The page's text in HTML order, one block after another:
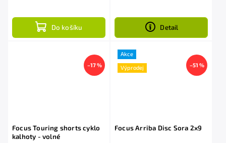
Do košíku Detail
–17 %
Focus Touring shorts cyklo
kalhoty - volné
Akce
Výprodej –51 %
Focus Arriba Disc Sora 2x9